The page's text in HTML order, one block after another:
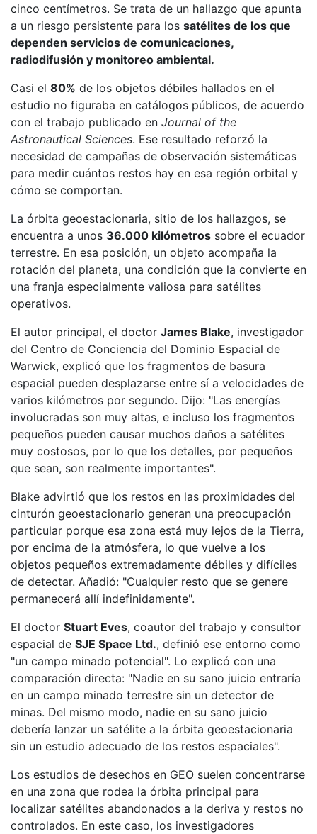
cinco centímetros. Se trata de un hallazgo que apunta
a un riesgo persistente para los satélites de los que
dependen servicios de comunicaciones,
radiodifusión y monitoreo ambiental.
Casi el 80% de los objetos débiles hallados en el
estudio no figuraba en catálogos públicos, de acuerdo
con el trabajo publicado en Journal of the
Astronautical Sciences. Ese resultado reforzó la
necesidad de campañas de observación sistemáticas
para medir cuántos restos hay en esa región orbital y
cómo se comportan.
La órbita geoestacionaria, sitio de los hallazgos, se
encuentra a unos 36.000 kilómetros sobre el ecuador
terrestre. En esa posición, un objeto acompaña la
rotación del planeta, una condición que la convierte en
una franja especialmente valiosa para satélites
operativos.
El autor principal, el doctor James Blake, investigador
del Centro de Conciencia del Dominio Espacial de
Warwick, explicó que los fragmentos de basura
espacial pueden desplazarse entre sí a velocidades de
varios kilómetros por segundo. Dijo: "Las energías
involucradas son muy altas, e incluso los fragmentos
pequeños pueden causar muchos daños a satélites
muy costosos, por lo que los detalles, por pequeños
que sean, son realmente importantes".
Blake advirtió que los restos en las proximidades del
cinturón geoestacionario generan una preocupación
particular porque esa zona está muy lejos de la Tierra,
por encima de la atmósfera, lo que vuelve a los
objetos pequeños extremadamente débiles y difíciles
de detectar. Añadió: "Cualquier resto que se genere
permanecerá allí indefinidamente".
El doctor Stuart Eves, coautor del trabajo y consultor
espacial de SJE Space Ltd., definió ese entorno como
"un campo minado potencial". Lo explicó con una
comparación directa: "Nadie en su sano juicio entraría
en un campo minado terrestre sin un detector de
minas. Del mismo modo, nadie en su sano juicio
debería lanzar un satélite a la órbita geoestacionaria
sin un estudio adecuado de los restos espaciales".
Los estudios de desechos en GEO suelen concentrarse
en una zona que rodea la órbita principal para
localizar satélites abandonados a la deriva y restos no
controlados. En este caso, los investigadores